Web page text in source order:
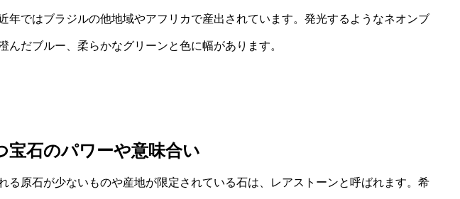
年ではブラジルの他地域やアフリカで産出されています。発光するようなネオンブ
んだブルー、柔らかなグリーンと色に幅があります。
宝石のパワーや意味合い
る原石が少ないものや産地が限定されている石は、レアストーンと呼ばれます。希